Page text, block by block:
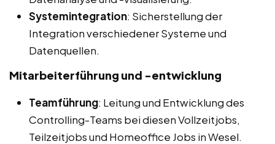
Systemintegration: Sicherstellung der
Integration verschiedener Systeme und
Datenquellen.
Mitarbeiterführung und -entwicklung
Teamführung: Leitung und Entwicklung des
Controlling-Teams bei diesen Vollzeitjobs,
Teilzeitjobs und Homeoffice Jobs in Wesel.